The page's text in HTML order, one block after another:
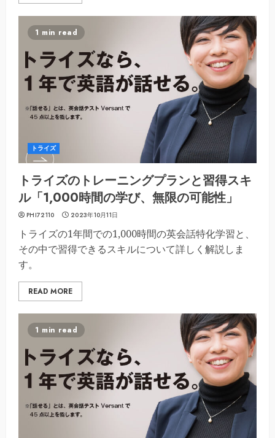
1 min read
トライズ
トライズのトレーニングプランと習得スキ
ル「1,000時間の学び、無限の可能性」
PHI72110 2023年10月11日
トライズの1年間での1,000時間の英会話特化学習と、
その中で習得できるスキルについて詳しく解説しま
す。
READ MORE
1 min read